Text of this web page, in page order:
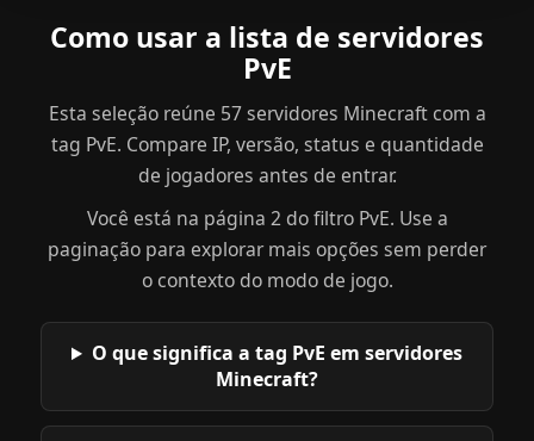
Como usar a lista de servidores
PvE
Esta seleção reúne 57 servidores Minecraft com a
tag PvE. Compare IP, versão, status e quantidade
de jogadores antes de entrar.
Você está na página 2 do filtro PvE. Use a
paginação para explorar mais opções sem perder
o contexto do modo de jogo.
O que significa a tag PvE em servidores
Minecraft?